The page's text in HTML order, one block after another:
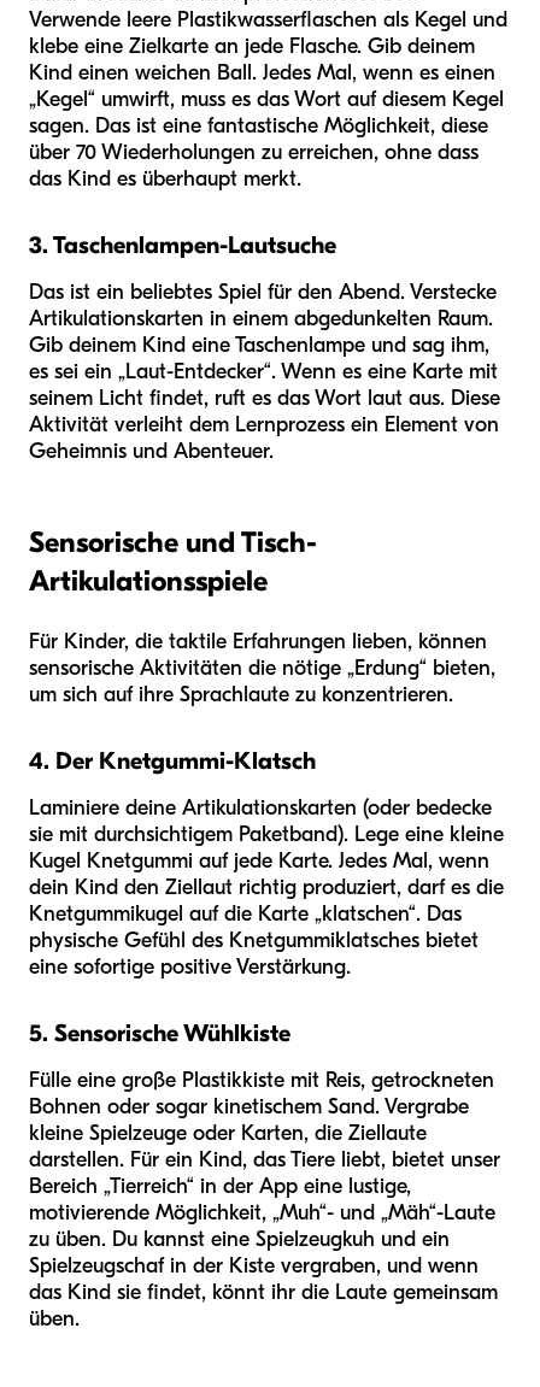
Verwende leere Plastikwasserflaschen als Kegel und
klebe eine Zielkarte an jede Flasche. Gib deinem
Kind einen weichen Ball. Jedes Mal, wenn es einen
„Kegel“ umwirft, muss es das Wort auf diesem Kegel
sagen. Das ist eine fantastische Möglichkeit, diese
über 70 Wiederholungen zu erreichen, ohne dass
das Kind es überhaupt merkt.
3. Taschenlampen-Lautsuche
Das ist ein beliebtes Spiel für den Abend. Verstecke
Artikulationskarten in einem abgedunkelten Raum.
Gib deinem Kind eine Taschenlampe und sag ihm,
es sei ein „Laut-Entdecker“. Wenn es eine Karte mit
seinem Licht findet, ruft es das Wort laut aus. Diese
Aktivität verleiht dem Lernprozess ein Element von
Geheimnis und Abenteuer.
Sensorische und Tisch-
Artikulationsspiele
Für Kinder, die taktile Erfahrungen lieben, können
sensorische Aktivitäten die nötige „Erdung“ bieten,
um sich auf ihre Sprachlaute zu konzentrieren.
4. Der Knetgummi-Klatsch
Laminiere deine Artikulationskarten (oder bedecke
sie mit durchsichtigem Paketband). Lege eine kleine
Kugel Knetgummi auf jede Karte. Jedes Mal, wenn
dein Kind den Ziellaut richtig produziert, darf es die
Knetgummikugel auf die Karte „klatschen“. Das
physische Gefühl des Knetgummiklatsches bietet
eine sofortige positive Verstärkung.
5. Sensorische Wühlkiste
Fülle eine große Plastikkiste mit Reis, getrockneten
Bohnen oder sogar kinetischem Sand. Vergrabe
kleine Spielzeuge oder Karten, die Ziellaute
darstellen. Für ein Kind, das Tiere liebt, bietet unser
Bereich „Tierreich“ in der App eine lustige,
motivierende Möglichkeit, „Muh“- und „Mäh“-Laute
zu üben. Du kannst eine Spielzeugkuh und ein
Spielzeugschaf in der Kiste vergraben, und wenn
das Kind sie findet, könnt ihr die Laute gemeinsam
üben.